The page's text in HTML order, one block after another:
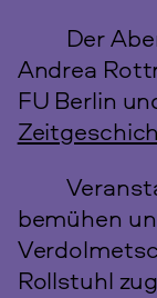
Der
Andrea
FU Berlin
bemühen
Rollstuhl